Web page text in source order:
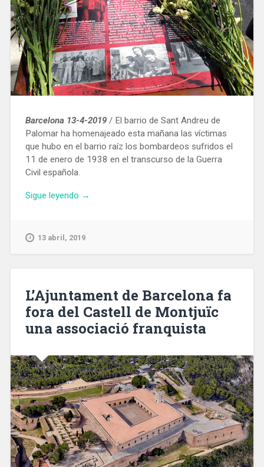
Barcelona 13-4-2019/ El barrio de Sant Andreu de
Palomar ha homenajeado esta mañana las víctimas
que hubo en el barrio raíz los bombardeos sufridos el
11 de enero de 1938 en el transcurso de la Guerra
Civil española.
Sigue leyendo «Homenaje
Andreu
un
bombardeo
de
Civil»
→
13 abril, 2019
L’Ajuntament de Barcelona fa
fora del Castell de Montjuïc
una associació franquista